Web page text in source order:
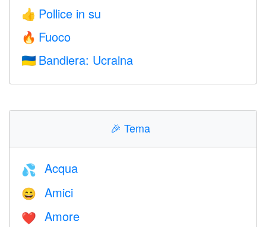
👍 Pollice in su
🔥 Fuoco
🇺🇦 Bandiera: Ucraina
🎉 Tema
💦 Acqua
😄 Amici
❤️️ Amore